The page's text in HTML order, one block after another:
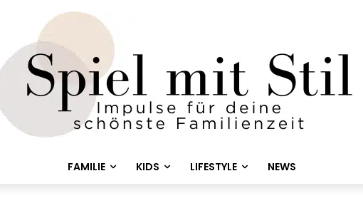
FAMILIE KIDS LIFESTYLE NEWS